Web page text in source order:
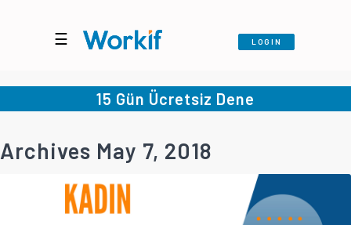
☰ LOGIN
15 Gün Ücretsiz Dene
Archives May 7, 2018